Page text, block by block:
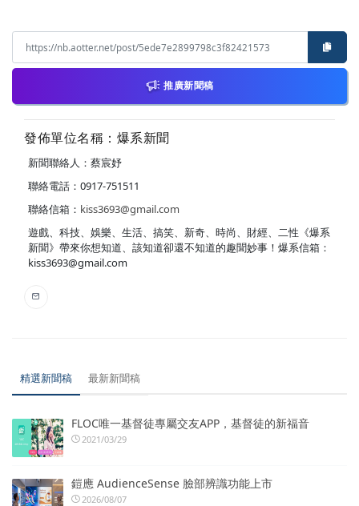
推廣新聞稿
發佈單位名稱：爆系新聞
新聞聯絡人：蔡宸妤
聯絡電話：0917-751511
聯絡信箱： kiss3693@gmail.com
遊戲、科技、娛樂、生活、搞笑、新奇、時尚、財經、二性《爆系
新聞》帶來你想知道、該知道卻還不知道的趣聞妙事！爆系信箱：
kiss3693@gmail.com
精選新聞稿 最新新聞稿
FLOC唯一基督徒專屬交友APP，基督徒的新福音
2021/03/29
鎧應 AudienceSense 臉部辨識功能上市
2026/08/07